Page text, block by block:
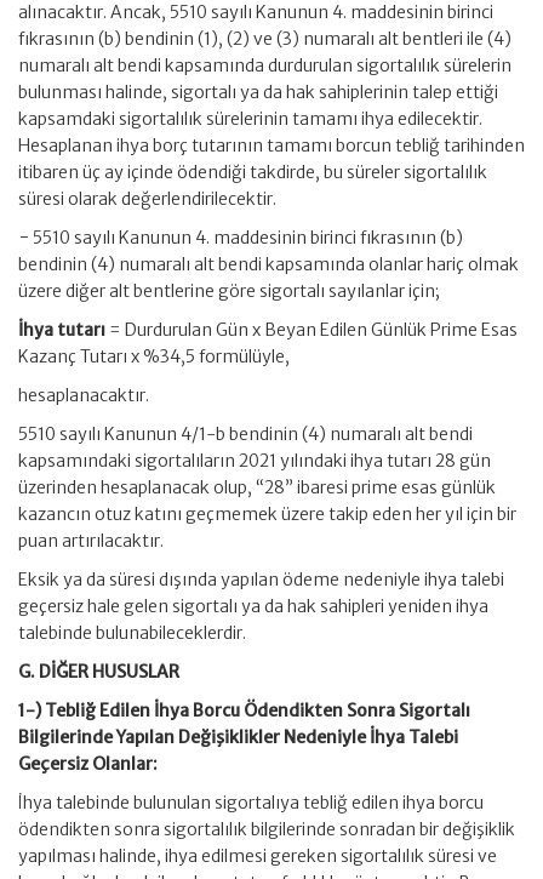
alınacaktır. Ancak, 5510 sayılı Kanunun 4. maddesinin birinci
fıkrasının (b) bendinin (1), (2) ve (3) numaralı alt bentleri ile (4)
numaralı alt bendi kapsamında durdurulan sigortalılık sürelerin
bulunması halinde, sigortalı ya da hak sahiplerinin talep ettiği
kapsamdaki sigortalılık sürelerinin tamamı ihya edilecektir.
Hesaplanan ihya borç tutarının tamamı borcun tebliğ tarihinden
itibaren üç ay içinde ödendiği takdirde, bu süreler sigortalılık
süresi olarak değerlendirilecektir.
− 5510 sayılı Kanunun 4. maddesinin birinci fıkrasının (b)
bendinin (4) numaralı alt bendi kapsamında olanlar hariç olmak
üzere diğer alt bentlerine göre sigortalı sayılanlar için;
İhya tutarı = Durdurulan Gün x Beyan Edilen Günlük Prime Esas
Kazanç Tutarı x %34,5 formülüyle,
hesaplanacaktır.
5510 sayılı Kanunun 4/1-b bendinin (4) numaralı alt bendi
kapsamındaki sigortalıların 2021 yılındaki ihya tutarı 28 gün
üzerinden hesaplanacak olup, “28” ibaresi prime esas günlük
kazancın otuz katını geçmemek üzere takip eden her yıl için bir
puan artırılacaktır.
Eksik ya da süresi dışında yapılan ödeme nedeniyle ihya talebi
geçersiz hale gelen sigortalı ya da hak sahipleri yeniden ihya
talebinde bulunabileceklerdir.
G. DİĞER HUSUSLAR
1-) Tebliğ Edilen İhya Borcu Ödendikten Sonra Sigortalı
Bilgilerinde Yapılan Değişiklikler Nedeniyle İhya Talebi
Geçersiz Olanlar:
İhya talebinde bulunulan sigortalıya tebliğ edilen ihya borcu
ödendikten sonra sigortalılık bilgilerinde sonradan bir değişiklik
yapılması halinde, ihya edilmesi gereken sigortalılık süresi ve